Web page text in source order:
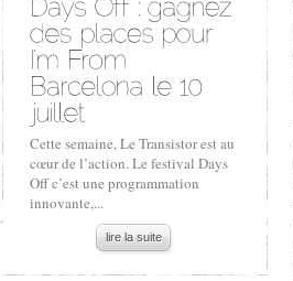
Cette semaine, Le Transistor est au
cœur de l’action. Le festival Days
Off c’est une programmation
innovante,...
lire la suite